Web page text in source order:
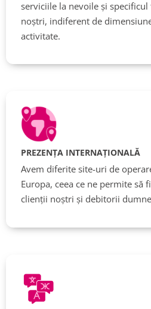
serviciile la nevoile și
noștri, indiferent de
activitate.
PREZENȚA INTERNAȚIONALĂ
Avem diferite site-uri de
Europa, ceea ce ne permite să
clienții noștri și debitorii